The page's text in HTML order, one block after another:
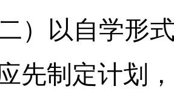
）以自学形
先制定计划